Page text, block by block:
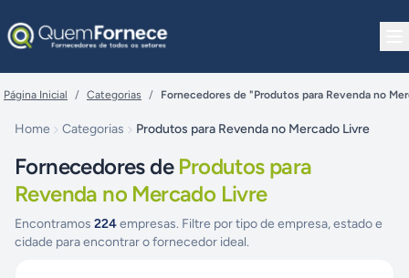
Página Inicial / Categorias / Fornecedores de "Produtos para Revenda no
Home Categorias Produtos para Revenda no Mercado Livre
Fornecedores de Produtos para
Revenda no Mercado Livre
Encontramos 224empresas. Filtre por tipo de empresa, estado e
cidade para encontrar o fornecedor ideal.